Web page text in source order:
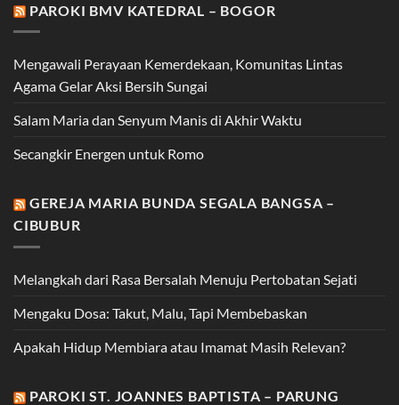
PAROKI BMV KATEDRAL – BOGOR
Mengawali Perayaan Kemerdekaan, Komunitas Lintas
Agama Gelar Aksi Bersih Sungai
Salam Maria dan Senyum Manis di Akhir Waktu
Secangkir Energen untuk Romo
GEREJA MARIA BUNDA SEGALA BANGSA –
CIBUBUR
Melangkah dari Rasa Bersalah Menuju Pertobatan Sejati
Mengaku Dosa: Takut, Malu, Tapi Membebaskan
Apakah Hidup Membiara atau Imamat Masih Relevan?
PAROKI ST. JOANNES BAPTISTA – PARUNG